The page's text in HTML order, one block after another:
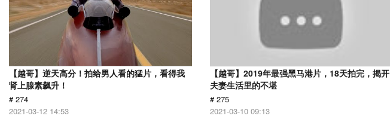
【越哥】逆天高分！拍给男人看的猛片，看得我
肾上腺素飙升！
# 274
2021-03-12 14:53
【越哥】2019年最强黑马港片，18天拍完，揭开
夫妻生活里的不堪
# 275
2021-03-10 09:13